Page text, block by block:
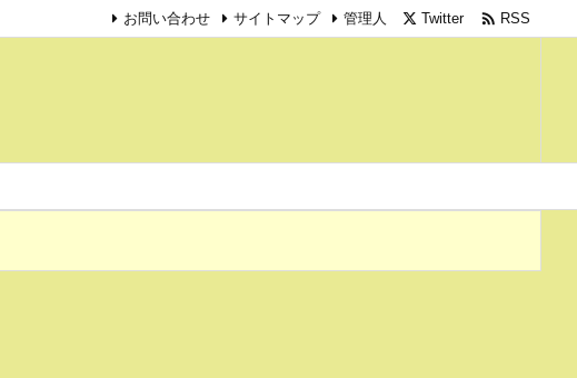
お問い合わせ サイトマップ 管理人 Twitter  RSS